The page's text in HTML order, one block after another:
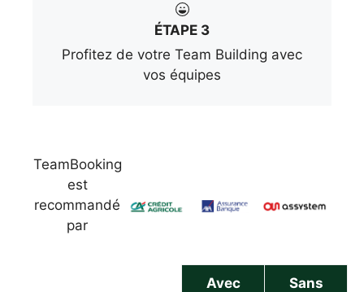
ÉTAPE 3
Profitez de votre Team Building avec
vos équipes
TeamBooking
est
recommandé
par
Avec
Sans